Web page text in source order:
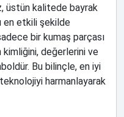
üstün kalitede bayrak
en etkili şekilde
bir kumaş parçası
kimliğini, değerlerini ve
Bu bilinçle, en iyi
harmanlayarak